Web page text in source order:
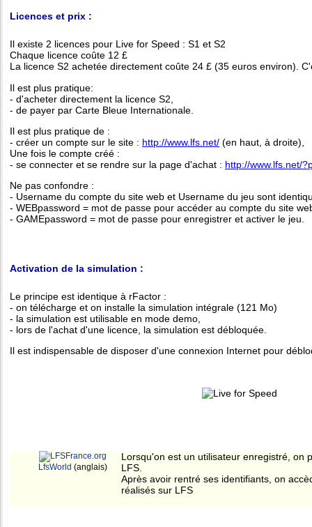
Licences et prix :
Il existe 2 licences pour Live for Speed : S1 et S2
Chaque licence coûte 12 £
La licence S2 achetée directement coûte 24 £ (35 euros environ).
Il est plus pratique:
- d'acheter directement la licence S2,
- de payer par Carte Bleue Internationale.
Il est plus pratique de :
- créer un compte sur le site : http://www.lfs.net/ (en haut, à droite),
Une fois le compte créé :
- se connecter et se rendre sur la page d'achat : http://www.lfs.net/
Ne pas confondre :
- Username du compte du site web et Username du jeu sont
- WEBpassword = mot de passe pour accéder au compte du site
- GAMEpassword = mot de passe pour enregistrer et activer le jeu.
Activation de la simulation :
Le principe est identique à rFactor :
- on télécharge et on installe la simulation intégrale (121 Mo)
- la simulation est utilisable en mode demo,
- lors de l'achat d'une licence, la simulation est débloquée.
Il est indispensable de disposer d'une connexion Internet pour
LfsWorld (anglais)
Lorsqu'on est un utilisateur enregistré, on
LFS.
Après avoir rentré ses identifiants, on
réalisés sur LFS